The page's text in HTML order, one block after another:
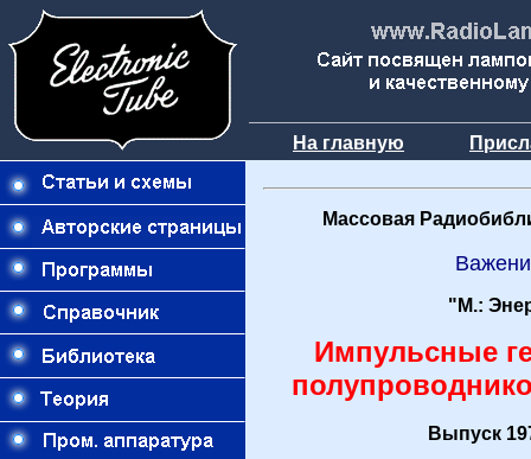
На главную
Массовая
"М.:
Импульсные
Выпуск